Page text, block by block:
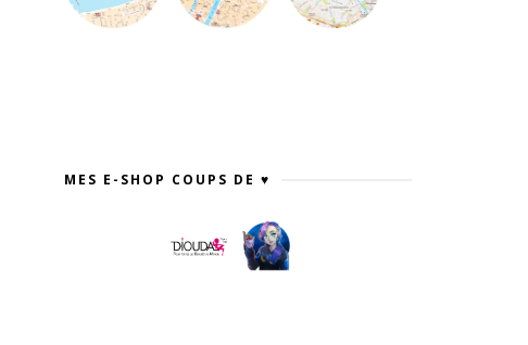
MES E-SHOP COUPS DE ♥